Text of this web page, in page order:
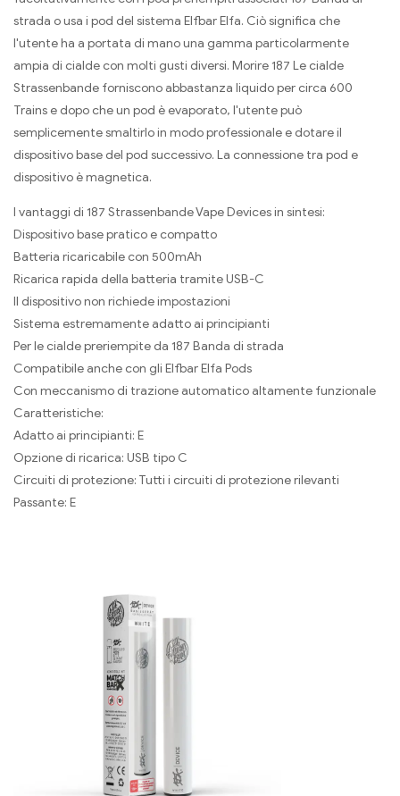
strada o usa i pod del sistema Elfbar Elfa. Ciò significa che
l'utente ha a portata di mano una gamma particolarmente
ampia di cialde con molti gusti diversi. Morire 187 Le cialde
Strassenbande forniscono abbastanza liquido per circa 600
Trains e dopo che un pod è evaporato, l'utente può
semplicemente smaltirlo in modo professionale e dotare il
dispositivo base del pod successivo. La connessione tra pod e
dispositivo è magnetica.
I vantaggi di 187 Strassenbande Vape Devices in sintesi:
Dispositivo base pratico e compatto
Batteria ricaricabile con 500mAh
Ricarica rapida della batteria tramite USB-C
Il dispositivo non richiede impostazioni
Sistema estremamente adatto ai principianti
Per le cialde preriempite da 187 Banda di strada
Compatibile anche con gli Elfbar Elfa Pods
Con meccanismo di trazione automatico altamente funzionale
Caratteristiche:
Adatto ai principianti: E
Opzione di ricarica: USB tipo C
Circuiti di protezione: Tutti i circuiti di protezione rilevanti
Passante: E